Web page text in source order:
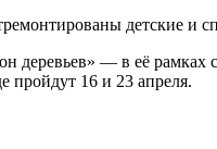
детские и
— в её рамках
пройдут 16 и 23 апреля.